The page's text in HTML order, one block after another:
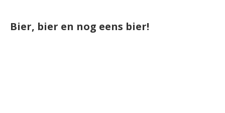
Bier, bier en nog eens bier!